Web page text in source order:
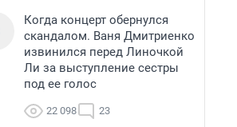
Когда концерт обернулся
скандалом. Ваня Дмитриенко
извинился перед Линочкой
Ли за выступление сестры
под ее голос
22 098 23